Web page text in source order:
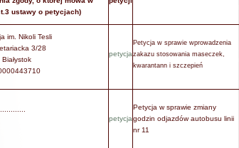
ustawy o petycjach)
im. Nikoli Tesli
3/28
petycja
Petycja w sprawie wprowadzenia
zakazu stosowania maseczek,
kwarantann i szczepień
petycja
Petycja w sprawie zmiany
godzin odjazdów autobusu linii
nr 11